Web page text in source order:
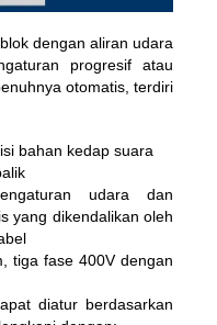
dengan aliran udara
progresif atau
otomatis, terdiri
bahan kedap suara
udara dan
yang dikendalikan oleh
tiga fase 400V dengan
diatur berdasarkan